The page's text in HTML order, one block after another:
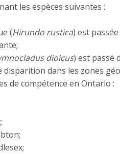
les espèces suivantes :
(Hirundo rustica) est
dioicus) est passé
disparition dans les zones
de compétence en Ontario :